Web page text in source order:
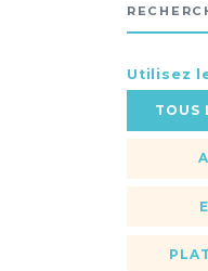
Utilisez
TOUS